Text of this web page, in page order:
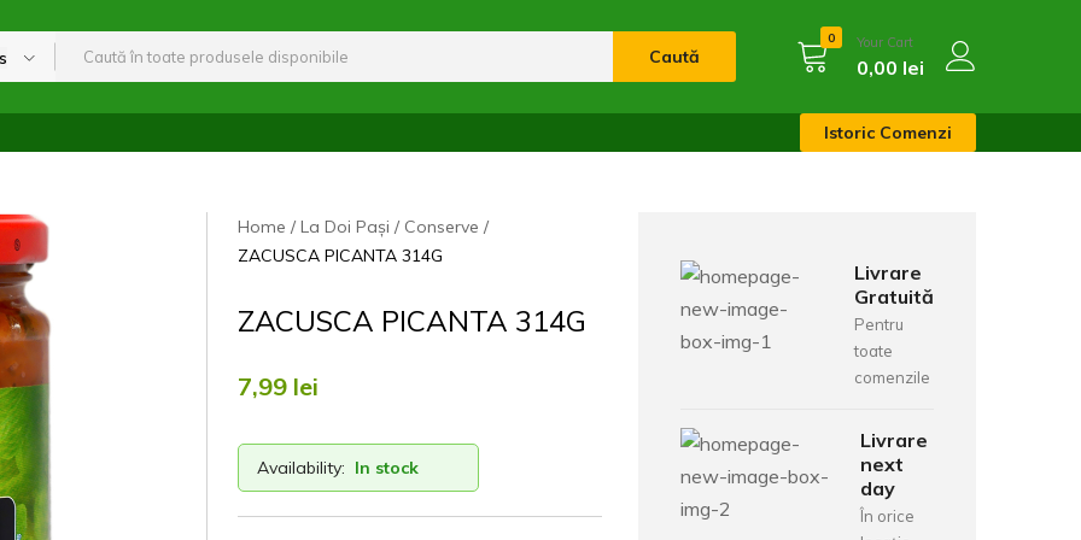
Caută
0 Your Cart
0,00 lei
Istoric Comenzi
Home La Doi Pași
Conserve
ZACUSCA PICANTA 314G
ZACUSCA PICANTA 314G
7,99 lei
Availability: In stock
Livrare
Gratuită
Pentru
toate
comenzile
Livrare
next
day
În orice